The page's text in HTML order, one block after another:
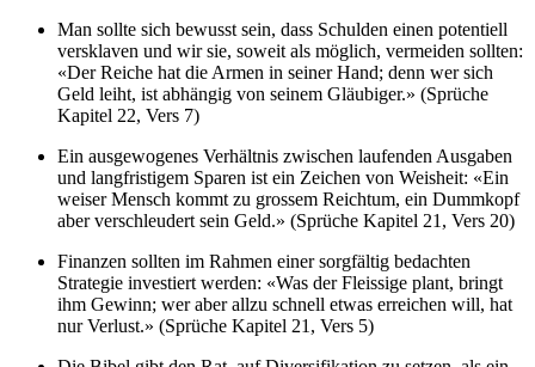
Man sollte sich bewusst sein, dass Schulden einen potentiell
versklaven und wir sie, soweit als möglich, vermeiden sollten:
«Der Reiche hat die Armen in seiner Hand; denn wer sich
Geld leiht, ist abhängig von seinem Gläubiger.» (Sprüche
Kapitel 22, Vers 7)
Ein ausgewogenes Verhältnis zwischen laufenden Ausgaben
und langfristigem Sparen ist ein Zeichen von Weisheit: «Ein
weiser Mensch kommt zu grossem Reichtum, ein Dummkopf
aber verschleudert sein Geld.» (Sprüche Kapitel 21, Vers 20)
Finanzen sollten im Rahmen einer sorgfältig bedachten
Strategie investiert werden: «Was der Fleissige plant, bringt
ihm Gewinn; wer aber allzu schnell etwas erreichen will, hat
nur Verlust.» (Sprüche Kapitel 21, Vers 5)